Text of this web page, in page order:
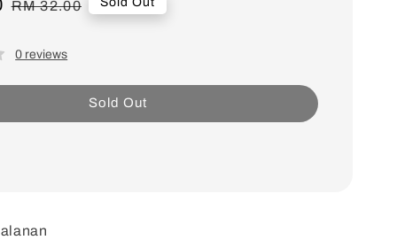
Regular
RM 32.00
0 reviews
Sold Out